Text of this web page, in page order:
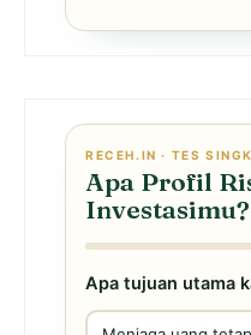
RECEH.IN · TES
Apa Profil
Investasimu?
Apa tujuan utama